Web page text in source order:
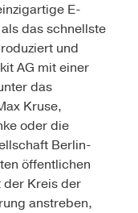
E-
das schnellste
und
AG mit einer
das
Kruse,
oder die
Berlin-
öffentlichen
der Kreis der
anstreben,